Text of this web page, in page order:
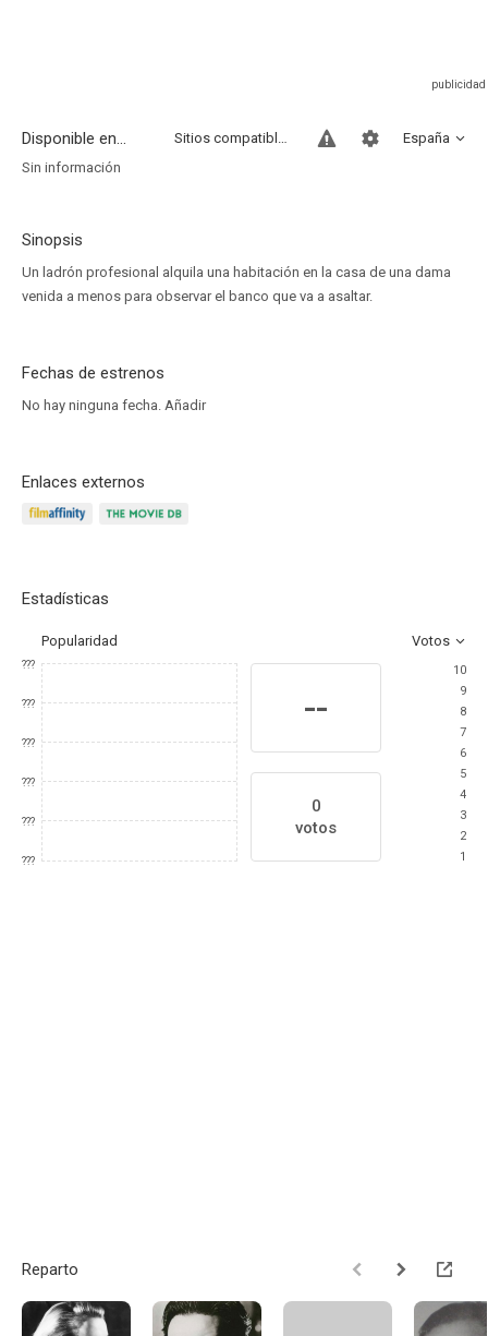
Disponible en... España
Sitios compatibles
Sin información
Sinopsis
Un ladrón profesional alquila una habitación en la casa de una dama
venida a menos para observar el banco que va a asaltar.
Fechas de estrenos
No hay ninguna fecha. Añadir
Enlaces externos
Estadísticas
Popularidad Votos
???
???
???
???
???
???
--
0
votos
10
9
8
7
6
5
4
3
2
1
Reparto